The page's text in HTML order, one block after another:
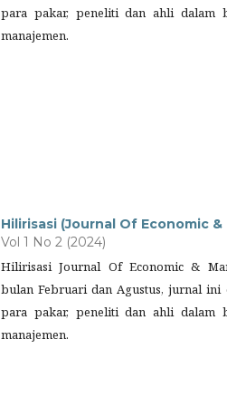
para pakar, peneliti dan ahli dalam
manajemen.
Hilirisasi (Journal Of Economic
Vol 1 No 2 (2024)
Hilirisasi Journal Of Economic &
bulan Februari dan Agustus, jurnal
para pakar, peneliti dan ahli dalam
manajemen.